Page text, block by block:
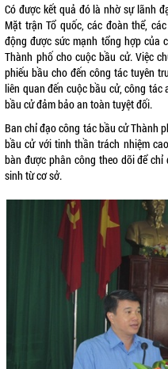
Có được kết quả đó là nhờ sự lãnh
Mặt trận Tổ quốc, các đoàn thể,
động được sức mạnh tổng hợp của
Thành phố cho cuộc bầu cử. Việc
phiếu bầu cho đến công tác tuyên
liên quan đến cuộc bầu cử, công
bầu cử đảm bảo an toàn tuyệt đối.
Ban chỉ đạo công tác bầu cử Thành
bầu cử với tinh thần trách nhiệm
bàn được phân công theo dõi để
sinh từ cơ sở.